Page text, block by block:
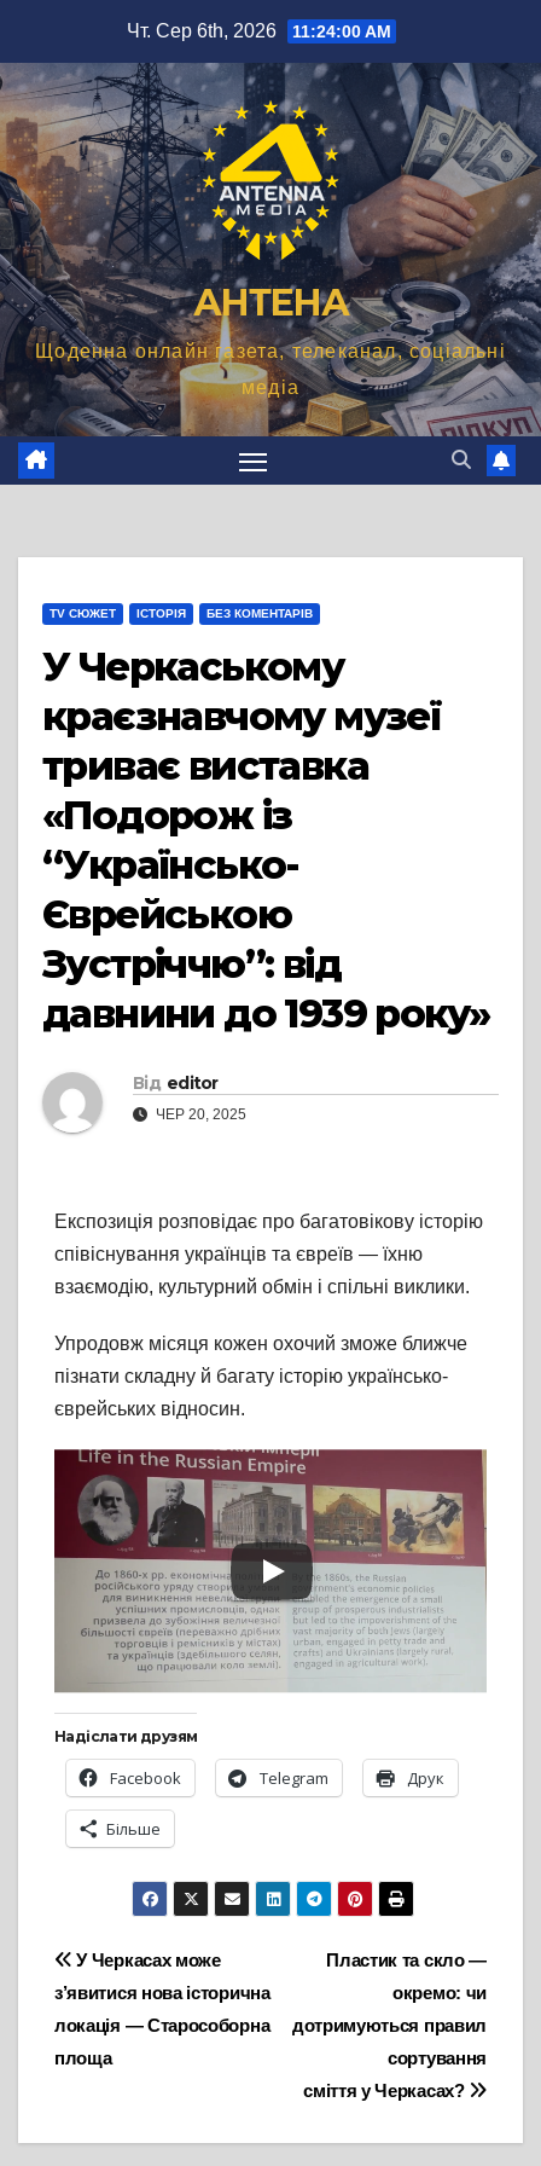
вмісту
Чт. Сер 6th, 2026 11:24:01 AM
АНТЕНА
Щоденна онлайн газета, телеканал, соціальні
медіа
TV СЮЖЕТ ІСТОРІЯ БЕЗ КОМЕНТАРІВ
У Черкаському
краєзнавчому музеї
триває виставка
«Подорож із
“Українсько-
Єврейською
Зустріччю”: від
давнини до 1939 року»
Від editor
ЧЕР 20, 2025
Експозиція розповідає про багатовікову історію
співіснування українців та євреїв — їхню
взаємодію, культурний обмін і спільні виклики.
Упродовж місяця кожен охочий зможе ближче
пізнати складну й багату історію українсько-
єврейських відносин.
Надіслати друзям
Facebook Telegram Друк
Більше
Навігація
записів
Пластик та скло —
окремо: чи
дотримуються правил
сортування
сміття у Черкасах?
У Черкасах може
з’явитися нова історична
локація — Старособорна
площа